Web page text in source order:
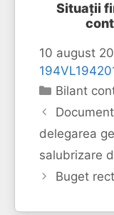
Situații
10 august
Categorii
Bilant
delegarea
salubrizare
Buget